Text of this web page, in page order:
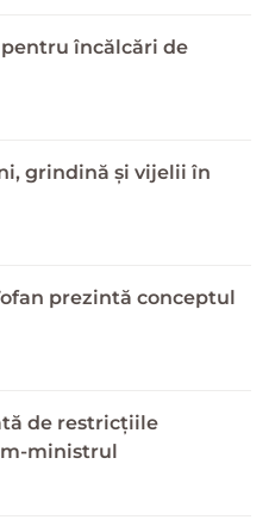
pentru încălcări de
grindină și vijelii în
prezintă conceptul
de restricțiile
ministrul